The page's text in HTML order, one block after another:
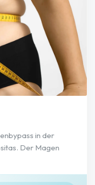
in der
Der Magen